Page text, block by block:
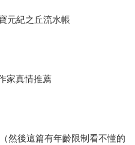
元紀之丘流水帳
家真情推薦
然後這篇有年齡限制看不懂的